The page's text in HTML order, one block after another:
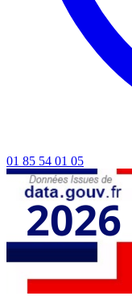
01 85 54 01 05